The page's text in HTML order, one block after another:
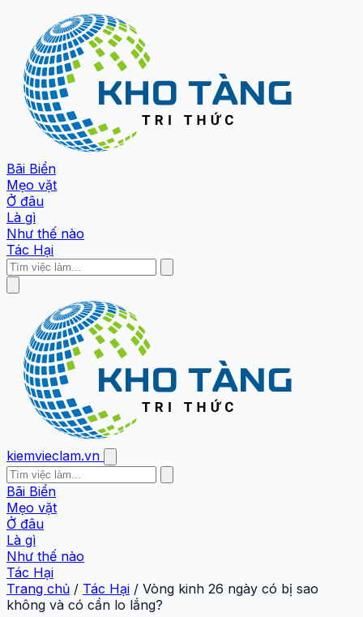
Bãi Biển
Mẹo vặt
Ở đâu
Là gì
Như thế nào
Tác Hại
kiemvieclam.vn
Bãi Biển
Mẹo vặt
Ở đâu
Là gì
Như thế nào
Tác Hại
Trang chủ / Tác Hại / Vòng kinh 26 ngày có bị sao
không và có cần lo lắng?